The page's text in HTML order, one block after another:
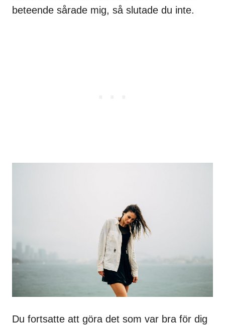
beteende sårade mig, så slutade du inte.
Du fortsatte att göra det som var bra för dig